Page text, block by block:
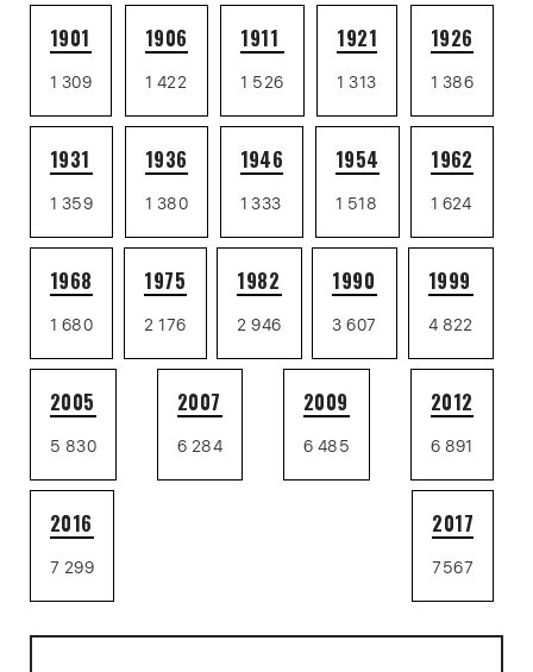
1901
1 309
1906
1 422
1911
1 526
1921
1 313
1926
1 386
1931
1 359
1936
1 380
1946
1 333
1954
1 518
1962
1 624
1968
1 680
1975
2 176
1982
2 946
1990
3 607
1999
4 822
2005
5 830
2007
6 284
2009
6 485
2012
6 891
2016
7 299
2017
7567